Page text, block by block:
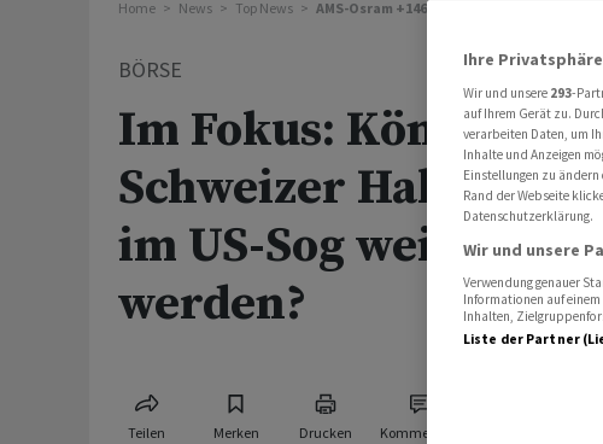
Home News Top News AMS-Osram +146%: Schweizer
BÖRSE
Im Fokus: Können
Schweizer
im US-Sog weiter
werden?
Teilen Merken Drucken Kommentare
Ihre
Wir und unsere 293-
auf Ihrem Gerät zu.
verarbeiten Daten, um
Inhalte und Anzeigen
Einstellungen zu
Rand der Webseite
Datenschutzerklärung.
Wir und unsere
Verwendung genauer
Informationen auf
Inhalten,
Liste der Partner